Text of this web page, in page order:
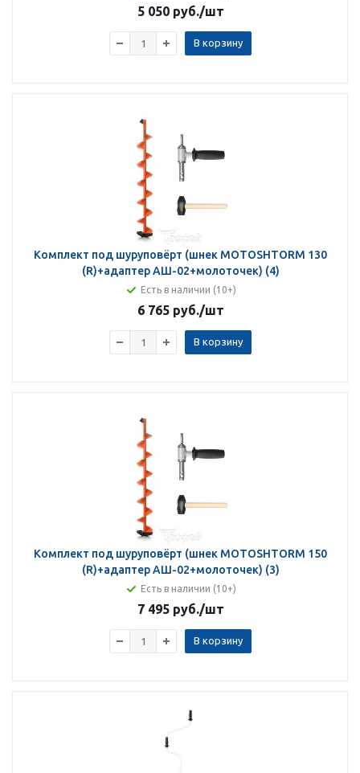
5 050 руб./шт
В корзину
Комплект под шуруповёрт (шнек MOTOSHTORM 130
(R)+адаптер АШ-02+молоточек) (4)
Есть в наличии (10+)
6 765 руб./шт
В корзину
Комплект под шуруповёрт (шнек MOTOSHTORM 150
(R)+адаптер АШ-02+молоточек) (3)
Есть в наличии (10+)
7 495 руб./шт
В корзину